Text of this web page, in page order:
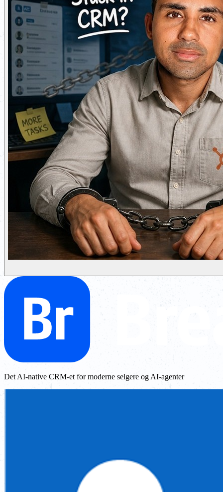
Det AI-native CRM-et for moderne selgere og AI-agenter